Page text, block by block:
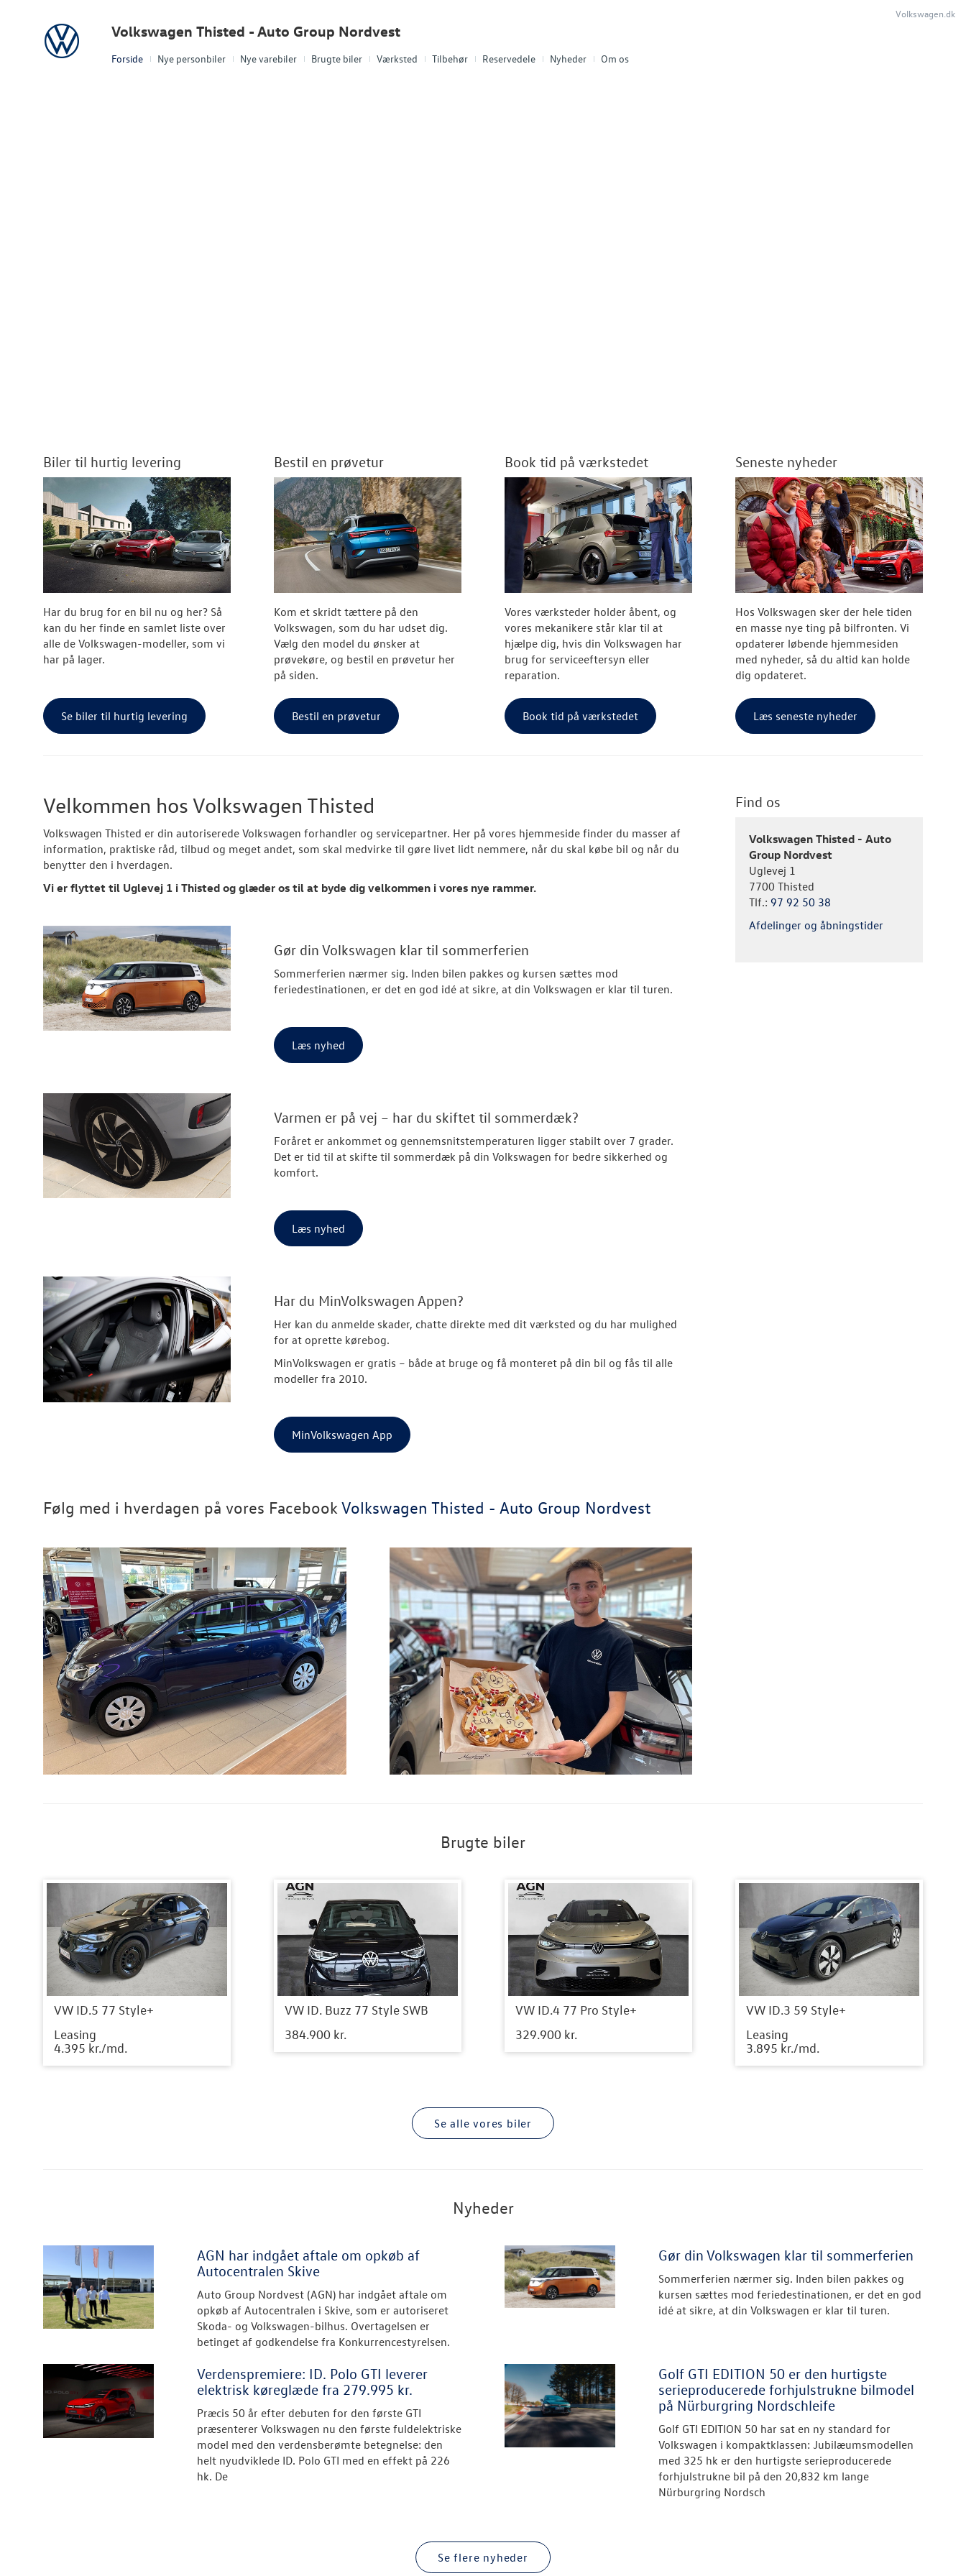
Forside Nye personbiler Nye varebiler Brugte biler Værksted Tilbehør Reservedele Nyheder Om os
Volkswagen Volkswagen Thisted - Auto Group Nordvest
Volkswagen.dk
Biler til hurtig levering
Har du brug for en bil nu og her? Så
kan du her finde en samlet liste over
alle de Volkswagen-modeller, som vi
har på lager.
Se biler til hurtig levering
Bestil en prøvetur
Kom et skridt tættere på den
Volkswagen, som du har udset dig.
Vælg den model du ønsker at
prøvekøre, og bestil en prøvetur her
på siden.
Bestil en prøvetur
Book tid på værkstedet
Vores værksteder holder åbent, og
vores mekanikere står klar til at
hjælpe dig, hvis din Volkswagen har
brug for serviceeftersyn eller
reparation.
Book tid på værkstedet
Seneste nyheder
Hos Volkswagen sker der hele tiden
en masse nye ting på bilfronten. Vi
opdaterer løbende hjemmesiden
med nyheder, så du altid kan holde
dig opdateret.
Læs seneste nyheder
Velkommen hos Volkswagen Thisted
Volkswagen Thisted er din autoriserede Volkswagen forhandler og servicepartner. Her på vores hjemmeside finder du masser af
information, praktiske råd, tilbud og meget andet, som skal medvirke til gøre livet lidt nemmere, når du skal købe bil og når du
benytter den i hverdagen.
Vi er flyttet til Uglevej 1 i Thisted og glæder os til at byde dig velkommen i vores nye rammer.
Gør din Volkswagen klar til sommerferien
Sommerferien nærmer sig. Inden bilen pakkes og kursen sættes mod
feriedestinationen, er det en god idé at sikre, at din Volkswagen er klar til turen.
Læs nyhed
Varmen er på vej – har du skiftet til sommerdæk?
Foråret er ankommet og gennemsnitstemperaturen ligger stabilt over 7 grader.
Det er tid til at skifte til sommerdæk på din Volkswagen for bedre sikkerhed og
komfort.
Læs nyhed
Har du MinVolkswagen Appen?
Her kan du anmelde skader, chatte direkte med dit værksted og du har mulighed
for at oprette kørebog.
MinVolkswagen er gratis – både at bruge og få monteret på din bil og fås til alle
modeller fra 2010.
MinVolkswagen App
Følg med i hverdagen på vores Facebook Volkswagen Thisted - Auto Group Nordvest
Find os
Volkswagen Thisted - Auto
Group Nordvest
Uglevej 1
7700 Thisted
Tlf.: 97 92 50 38
Afdelinger og åbningstider
Brugte biler
VW ID.5 77 Style+
Leasing
4.395 kr./md.
VW ID. Buzz 77 Style SWB
384.900 kr.
VW ID.4 77 Pro Style+
329.900 kr.
VW ID.3 59 Style+
Leasing
3.895 kr./md.
Se alle vores biler
Nyheder
AGN har indgået aftale om opkøb af
Autocentralen Skive
Auto Group Nordvest (AGN) har indgået aftale om
opkøb af Autocentralen i Skive, som er autoriseret
Skoda- og Volkswagen-bilhus. Overtagelsen er
betinget af godkendelse fra Konkurrencestyrelsen.
Gør din Volkswagen klar til sommerferien
Sommerferien nærmer sig. Inden bilen pakkes og
kursen sættes mod feriedestinationen, er det en god
idé at sikre, at din Volkswagen er klar til turen.
Verdenspremiere: ID. Polo GTI leverer
elektrisk køreglæde fra 279.995 kr.
Præcis 50 år efter debuten for den første GTI
præsenterer Volkswagen nu den første fuldelektriske
model med den verdensberømte betegnelse: den
helt nyudviklede ID. Polo GTI med en effekt på 226
hk. De
Golf GTI EDITION 50 er den hurtigste
serieproducerede forhjulstrukne bilmodel
på Nürburgring Nordschleife
Golf GTI EDITION 50 har sat en ny standard for
Volkswagen i kompaktklassen: Jubilæumsmodellen
med 325 hk er den hurtigste serieproducerede
forhjulstrukne bil på den 20,832 km lange
Nürburgring Nordsch
Se flere nyheder